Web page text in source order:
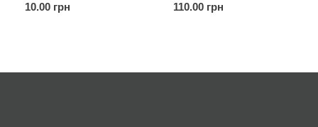
10.00 грн 110.00 грн